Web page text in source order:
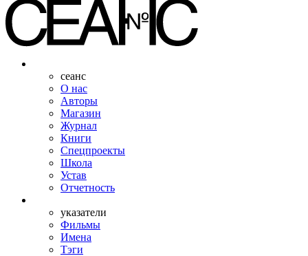
сеанс
О нас
Авторы
Магазин
Журнал
Книги
Спецпроекты
Школа
Устав
Отчетность
указатели
Фильмы
Имена
Тэги